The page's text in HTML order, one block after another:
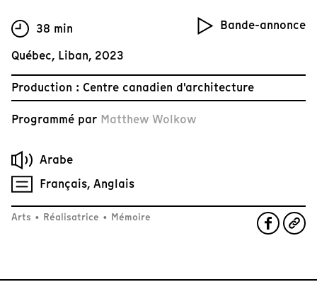
Bande-annonce
38 min
Québec, Liban, 2023
Production : Centre canadien d'architecture
Programmé par Matthew Wolkow
Arabe
Français, Anglais
Arts • Réalisatrice • Mémoire